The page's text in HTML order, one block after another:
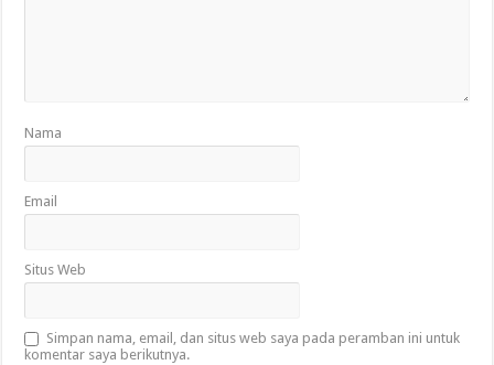
Nama
Email
Situs Web
Simpan nama, email, dan situs web saya pada peramban ini untuk
komentar saya berikutnya.